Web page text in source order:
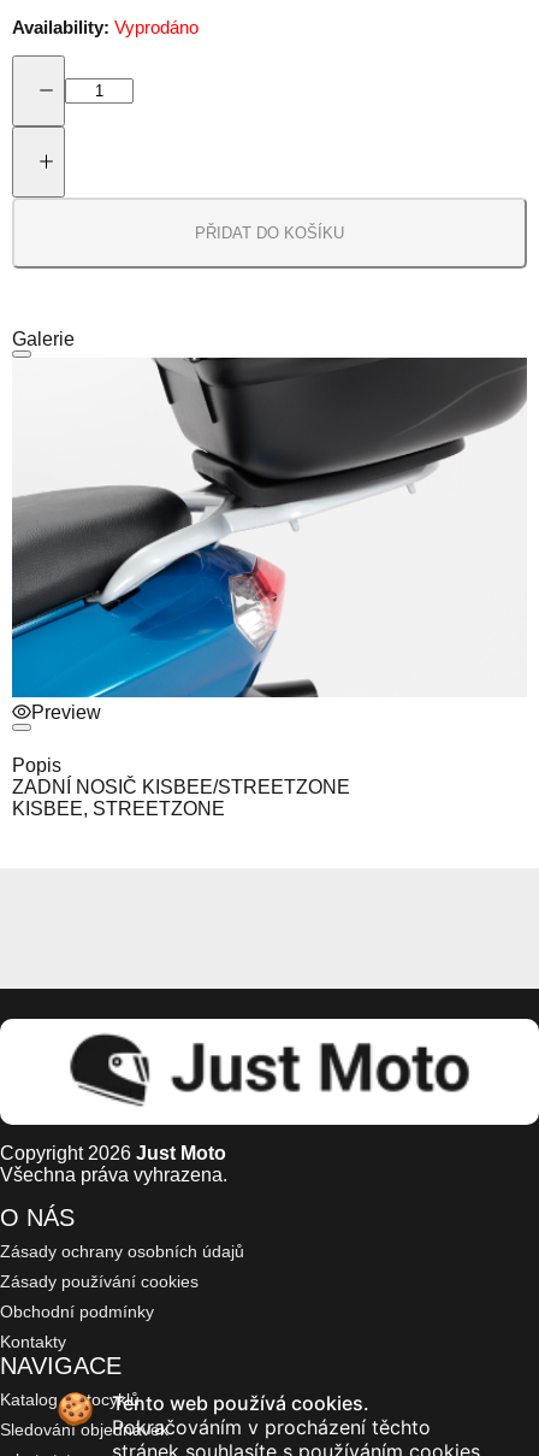
Availability: Vyprodáno
PŘIDAT DO KOŠÍKU
Galerie
Preview
Popis
ZADNÍ NOSIČ KISBEE/STREETZONE
KISBEE, STREETZONE
Copyright 2026 Just Moto
Všechna práva vyhrazena.
O NÁS
Zásady ochrany osobních údajů
Zásady používání cookies
Obchodní podmínky
Kontakty
NAVIGACE
Katalog motocyklů
Sledování objednávek
Tento web používá cookies.
Pokračováním v procházení těchto
stránek souhlasíte s používáním cookies.